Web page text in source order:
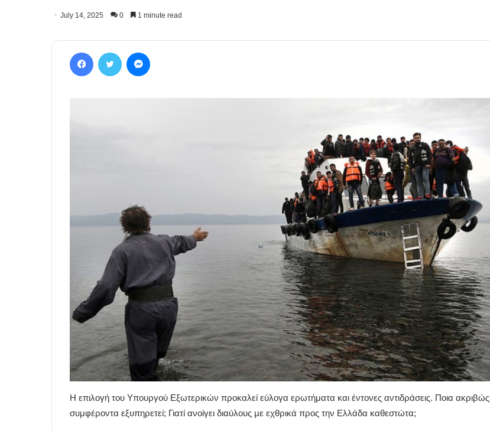
July 14, 2025 0 1 minute read
Facebook Twitter
Η επιλογή του Υπουργού Εξωτερικών προκαλεί εύλογα ερωτήματα και έντονες αντιδράσεις. Ποια ακριβώς
συμφέροντα εξυπηρετεί; Γιατί ανοίγει διαύλους με εχθρικά προς την Ελλάδα καθεστώτα;